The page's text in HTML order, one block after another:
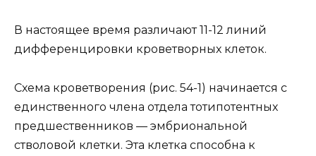
В настоящее время различают 11-12 линий
дифференцировки кроветворных клеток.
Схема кроветворения (рис. 54-1) начинается с
единственного члена отдела тотипотентных
предшественников — эмбриональной
стволовой клетки. Эта клетка способна к